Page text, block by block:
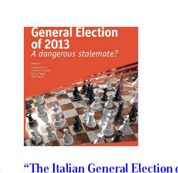
“The Italian General Election